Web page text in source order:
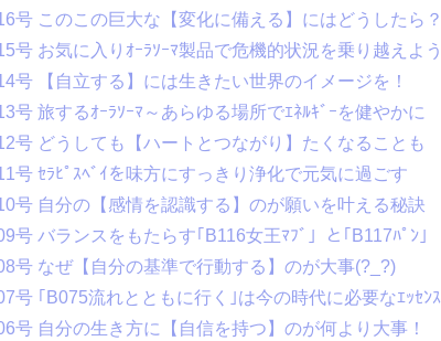
号 このこの巨大な【変化に備える】にはどうしたら？
号 お気に入りｵｰﾗｿｰﾏ製品で危機的状況を乗り越えよう
号 【自立する】には生きたい世界のイメージを！
号 旅するｵｰﾗｿｰﾏ～あらゆる場所でｴﾈﾙｷﾞｰを健やかに
号 どうしても【ハートとつながり】たくなることも
号 ｾﾗﾋﾟｽﾍﾞｲを味方にすっきり浄化で元気に過ごす
号 自分の【感情を認識する】のが願いを叶える秘訣
号 バランスをもたらす｢B116女王ﾏﾌﾞ」と｢B117ﾊﾟﾝ」
号 なぜ【自分の基準で行動する】のが大事(?_?)
号 ｢B075流れとともに行く｣は今の時代に必要なｴｯｾﾝｽ
号 自分の生き方に【自信を持つ】のが何より大事！